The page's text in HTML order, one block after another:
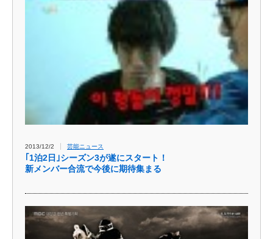
2013/12/2 芸能ニュース
｢1泊2日｣シーズン3が遂にスタート！
新メンバー合流で今後に期待集まる